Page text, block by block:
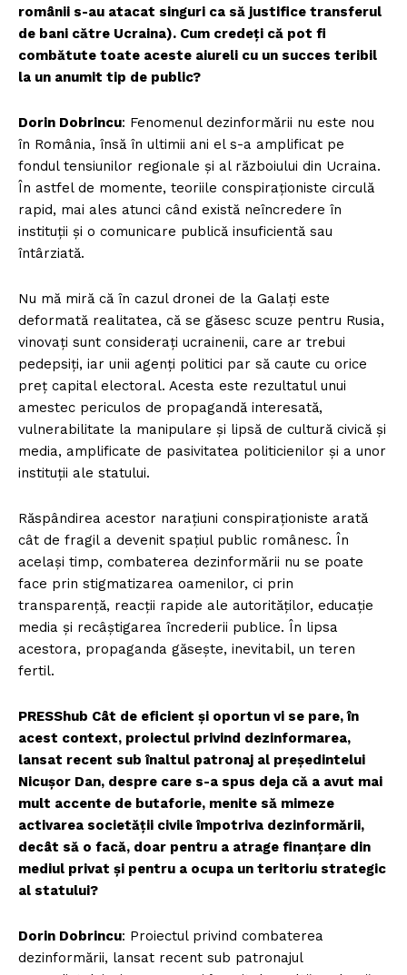
românii s-au atacat singuri ca să justifice transferul
de bani către Ucraina). Cum credeți că pot fi
combătute toate aceste aiureli cu un succes teribil
la un anumit tip de public?
Dorin Dobrincu: Fenomenul dezinformării nu este nou
în România, însă în ultimii ani el s-a amplificat pe
fondul tensiunilor regionale și al războiului din Ucraina.
În astfel de momente, teoriile conspiraționiste circulă
rapid, mai ales atunci când există neîncredere în
instituții și o comunicare publică insuficientă sau
întârziată.
Nu mă miră că în cazul dronei de la Galați este
deformată realitatea, că se găsesc scuze pentru Rusia,
vinovați sunt considerați ucrainenii, care ar trebui
pedepsiți, iar unii agenți politici par să caute cu orice
preț capital electoral. Acesta este rezultatul unui
amestec periculos de propagandă interesată,
vulnerabilitate la manipulare și lipsă de cultură civică și
media, amplificate de pasivitatea politicienilor și a unor
instituții ale statului.
Răspândirea acestor narațiuni conspiraționiste arată
cât de fragil a devenit spațiul public românesc. În
același timp, combaterea dezinformării nu se poate
face prin stigmatizarea oamenilor, ci prin
transparență, reacții rapide ale autorităților, educație
media și recâștigarea încrederii publice. În lipsa
acestora, propaganda găsește, inevitabil, un teren
fertil.
PRESShub Cât de eficient și oportun vi se pare, în
acest context, proiectul privind dezinformarea,
lansat recent sub înaltul patronaj al președintelui
Nicușor Dan, despre care s-a spus deja că a avut mai
mult accente de butaforie, menite să mimeze
activarea societății civile împotriva dezinformării,
decât să o facă, doar pentru a atrage finanțare din
mediul privat și pentru a ocupa un teritoriu strategic
al statului?
Dorin Dobrincu: Proiectul privind combaterea
dezinformării, lansat recent sub patronajul